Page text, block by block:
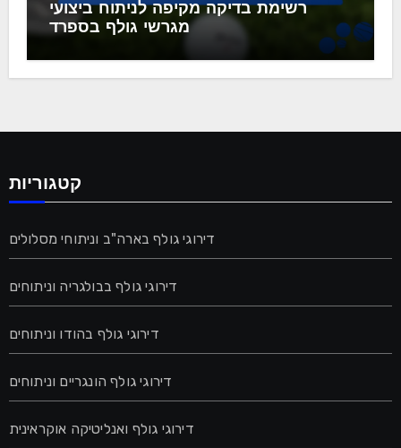
רשימת בדיקה מקיפה לניתוח ביצועי
מגרשי גולף בספרד
קטגוריות
דירוגי גולף בארה"ב וניתוחי מסלולים
דירוגי גולף בבולגריה וניתוחים
דירוגי גולף בהודו וניתוחים
דירוגי גולף הונגריים וניתוחים
דירוגי גולף ואנליטיקה אוקראינית